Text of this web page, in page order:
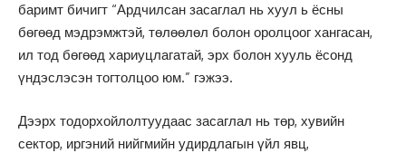
баримт бичигт “Ардчилсан засаглал нь хуул ь ёсны
бөгөөд мэдрэмжтэй, төлөөлөл болон оролцоог хангасан,
ил тод бөгөөд хариуцлагатай, эрх болон хууль ёсонд
үндэслэсэн тогтолцоо юм.” гэжээ.
Дээрх тодорхойлолтуудаас засаглал нь төр, хувийн
сектор, иргэний нийгмийн удирдлагын үйл явц,